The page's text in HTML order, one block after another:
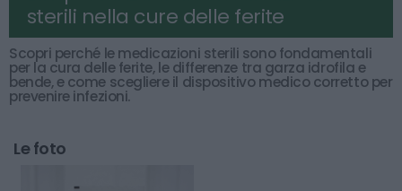
sterili nella cure delle ferite
Scopri perché le medicazioni sterili sono fondamentali
per la cura delle ferite, le differenze tra garza idrofila e
bende, e come scegliere il dispositivo medico corretto per
prevenire infezioni.
Le foto